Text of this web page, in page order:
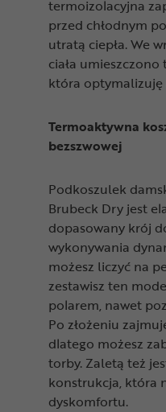
termoizolacyjna
przed chłodnym
utratą ciepła. We
ciała
która optymalizuję
Termoaktywna
bezszwowej
Podkoszulek
Brubeck Dry jest
dopasowany krój
wykonywania
możesz liczyć na
zestawisz ten
polarem, nawet
Po złożeniu
dlatego możesz
torby. Zaletą też
konstrukcja, która
dyskomfortu.